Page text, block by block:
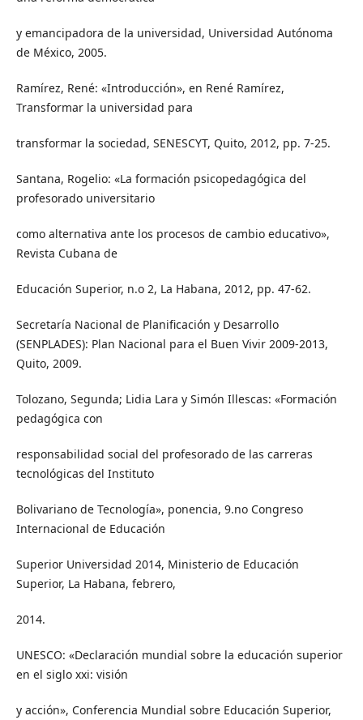
y emancipadora de la universidad, Universidad Autónoma
de México, 2005.
Ramírez, René: «Introducción», en René Ramírez,
Transformar la universidad para
transformar la sociedad, SENESCYT, Quito, 2012, pp. 7-25.
Santana, Rogelio: «La formación psicopedagógica del
profesorado universitario
como alternativa ante los procesos de cambio educativo»,
Revista Cubana de
Educación Superior, n.o 2, La Habana, 2012, pp. 47-62.
Secretaría Nacional de Planificación y Desarrollo
(SENPLADES): Plan Nacional para el Buen Vivir 2009-2013,
Quito, 2009.
Tolozano, Segunda; Lidia Lara y Simón Illescas: «Formación
pedagógica con
responsabilidad social del profesorado de las carreras
tecnológicas del Instituto
Bolivariano de Tecnología», ponencia, 9.no Congreso
Internacional de Educación
Superior Universidad 2014, Ministerio de Educación
Superior, La Habana, febrero,
2014.
UNESCO: «Declaración mundial sobre la educación superior
en el siglo xxi: visión
y acción», Conferencia Mundial sobre Educación Superior,